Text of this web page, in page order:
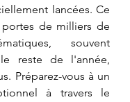
lancées. Ce
de milliers de
souvent
le reste de l'année,
Préparez-vous à un
à travers le